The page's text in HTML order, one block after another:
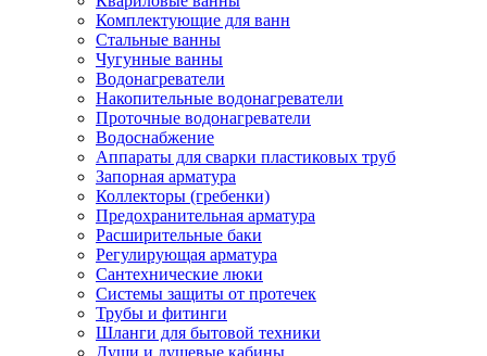
Комплектующие для ванн
Стальные ванны
Чугунные ванны
Водонагреватели
Накопительные водонагреватели
Проточные водонагреватели
Водоснабжение
Аппараты для сварки пластиковых труб
Запорная арматура
Коллекторы (гребенки)
Предохранительная арматура
Расширительные баки
Регулирующая арматура
Сантехнические люки
Системы защиты от протечек
Трубы и фитинги
Шланги для бытовой техники
Души и душевые кабины